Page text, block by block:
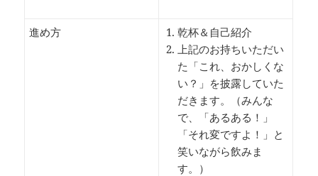
進め方
乾杯＆自己紹介
上記のお持ちいただい
た「これ、おかしくな
い？」を披露していた
だきます。（みんな
で、「あるある！」
「それ変ですよ！」と
笑いながら飲みま
す。）